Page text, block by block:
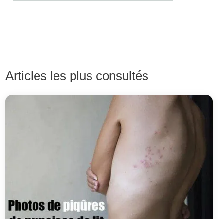
Articles les plus consultés